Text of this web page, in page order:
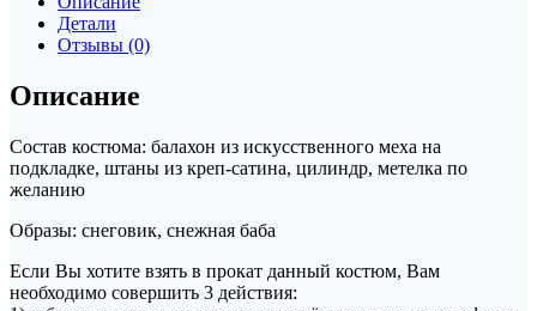
Детали
Отзывы (0)
Описание
Состав костюма: балахон из искусственного меха на
подкладке, штаны из креп-сатина, цилиндр, метелка по
желанию
Образы: снеговик, снежная баба
Если Вы хотите взять в прокат данный костюм, Вам
необходимо совершить 3 действия: